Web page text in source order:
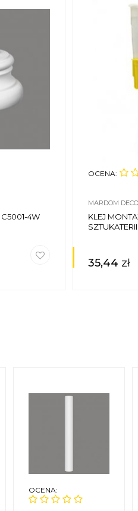
4W
OCENA:
MARDOM
KLEJ
SZTUKATERII
35,44 zł
OCENA: